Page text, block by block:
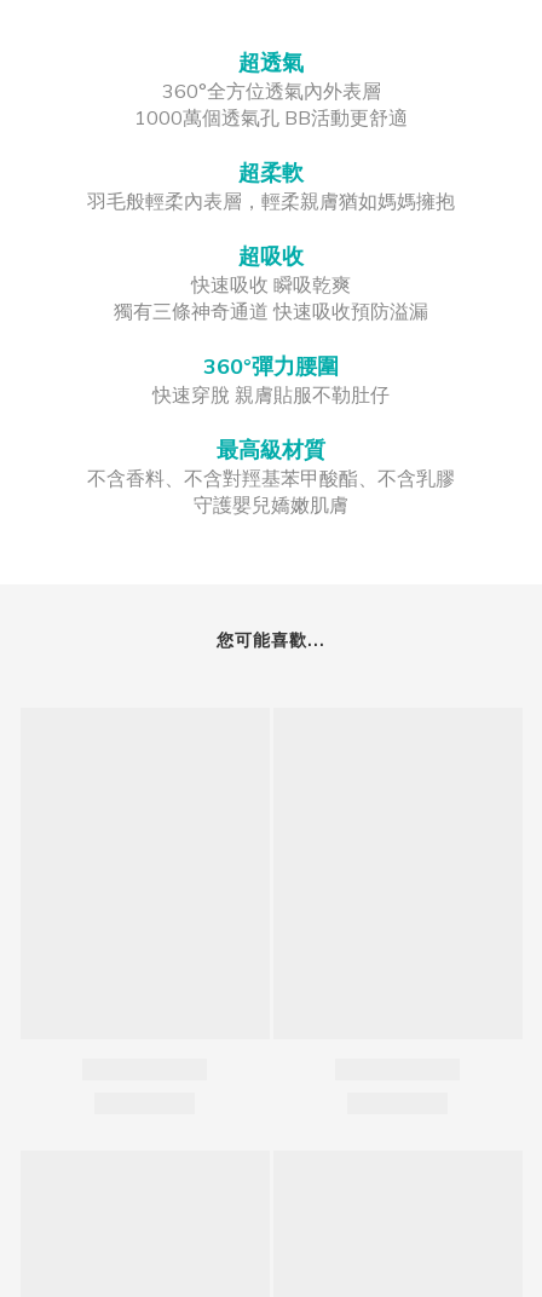
超透氣
360°全方位透氣內外表層
1000萬個透氣孔 BB活動更舒適
超柔軟
羽毛般輕柔內表層，輕柔親膚猶如媽媽擁抱
超吸收
快速吸收 瞬吸乾爽
獨有三條神奇通道 快速吸收預防溢漏
360°彈力腰圍
快速穿脫 親膚貼服不勒肚仔
最高級材質
不含香料、不含對羥基苯甲酸酯、不含乳膠
守護嬰兒嬌嫩肌膚
您可能喜歡...